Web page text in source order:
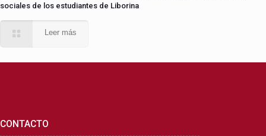
sociales de los estudiantes de Liborina
Leer más
CONTACTO